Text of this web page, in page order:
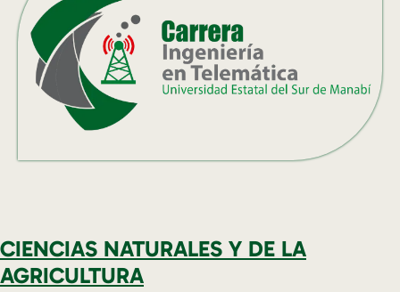
CIENCIAS NATURALES Y DE LA
AGRICULTURA